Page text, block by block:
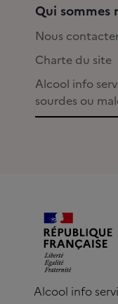
Qui sommes
Nous
Charte du site
Alcool info
sourdes ou
Alcool info